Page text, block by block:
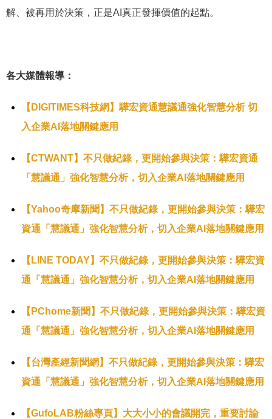
解、被再用於決策，正是AI真正發揮價值的起點。
各大媒體報導：
【DIGITIMES科技網】驊宏資通慧議通強化智慧分析 切
入企業AI落地關鍵應用
【CTWANT】不只做紀錄，更開始參與決策：驊宏資通
「慧議通」強化智慧分析，切入企業AI落地關鍵應用
【Yahoo奇摩新聞】不只做紀錄，更開始參與決策：驊宏
資通「慧議通」強化智慧分析，切入企業AI落地關鍵應用
【LINE TODAY】不只做紀錄，更開始參與決策：驊宏資
通「慧議通」強化智慧分析，切入企業AI落地關鍵應用
【PChome新聞】不只做紀錄，更開始參與決策：驊宏資
通「慧議通」強化智慧分析，切入企業AI落地關鍵應用
【台灣產經新聞網】不只做紀錄，更開始參與決策：驊宏
資通「慧議通」強化智慧分析，切入企業AI落地關鍵應用
【GufoLAB粉絲專頁】大大小小的會議開完，重要討論